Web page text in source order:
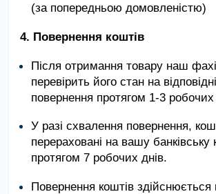
(за попередньою домовленістю)
4. Повернення коштів
Після отримання товару наш
перевірить його стан на
повернення протягом 1-3 робочих
У разі схвалення повернення,
перераховані на вашу банківську
протягом 7 робочих днів.
Повернення коштів здійснюється